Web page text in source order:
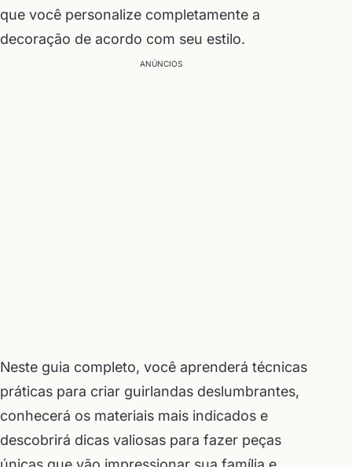
que você personalize completamente a
decoração de acordo com seu estilo.
ANÚNCIOS
Neste guia completo, você aprenderá técnicas
práticas para criar guirlandas deslumbrantes,
conhecerá os materiais mais indicados e
descobrirá dicas valiosas para fazer peças